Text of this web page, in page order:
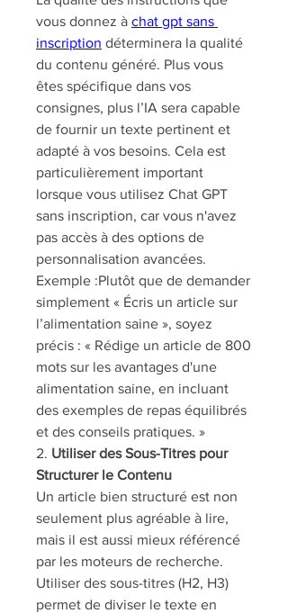
vous donnez à chat gpt sans
inscription déterminera la qualité
du contenu généré. Plus vous
êtes spécifique dans vos
consignes, plus l’IA sera capable
de fournir un texte pertinent et
adapté à vos besoins. Cela est
particulièrement important
lorsque vous utilisez Chat GPT
sans inscription, car vous n'avez
pas accès à des options de
personnalisation avancées.
Exemple :Plutôt que de demander
simplement « Écris un article sur
l’alimentation saine », soyez
précis : « Rédige un article de 800
mots sur les avantages d'une
alimentation saine, en incluant
des exemples de repas équilibrés
et des conseils pratiques. »
2. Utiliser des Sous-Titres pour
Structurer le Contenu
Un article bien structuré est non
seulement plus agréable à lire,
mais il est aussi mieux référencé
par les moteurs de recherche.
Utiliser des sous-titres (H2, H3)
permet de diviser le texte en